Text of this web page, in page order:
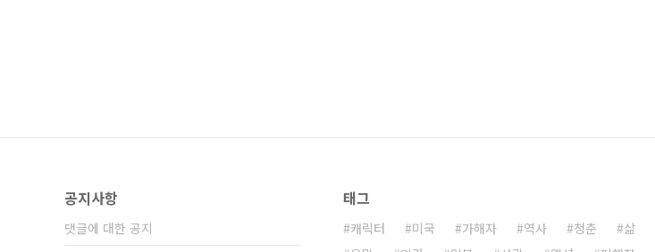
공지사항
댓글에 대한 공지
태그
캐릭터 미국 가해자 역사 청춘 삶